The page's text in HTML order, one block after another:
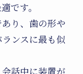
です。
り、歯の形や
ンスに最も似
話中に装置が